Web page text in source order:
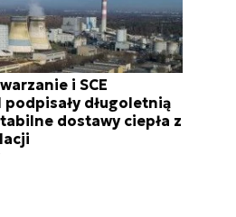
i SCE
podpisały długoletnią
dostawy ciepła z